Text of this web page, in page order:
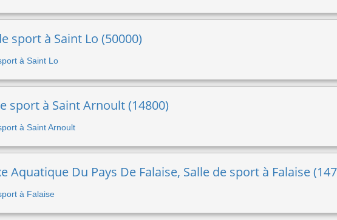
sport à Saint Lo (50000)
à Saint Lo
sport à Saint Arnoult (14800)
à Saint Arnoult
Aquatique Du Pays De Falaise, Salle de sport à Falaise
à Falaise